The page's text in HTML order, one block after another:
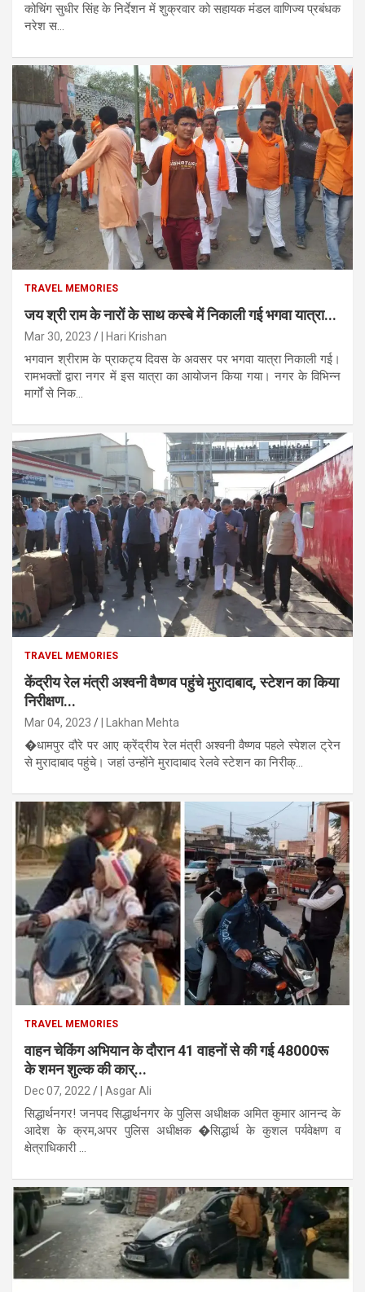
कोचिंग सुधीर सिंह के निर्देशन में शुक्रवार को सहायक मंडल वाणिज्य प्रबंधक
नरेश स...
TRAVEL MEMORIES
जय श्री राम के नारों के साथ कस्बे में निकाली गई भगवा यात्रा...
Mar 30, 2023 | Hari Krishan
भगवान श्रीराम के प्राकट्य दिवस के अवसर पर भगवा यात्रा निकाली गई।
रामभक्तों द्वारा नगर में इस यात्रा का आयोजन किया गया। नगर के विभिन्न
मार्गों से निक...
TRAVEL MEMORIES
केंद्रीय रेल मंत्री अश्वनी वैष्णव पहुंचे मुरादाबाद, स्टेशन का किया
निरीक्षण...
Mar 04, 2023 | Lakhan Mehta
�धामपुर दौरे पर आए क्रेंद्रीय रेल मंत्री अश्वनी वैष्णव पहले स्पेशल ट्रेन
से मुरादाबाद पहुंचे। जहां उन्होंने मुरादाबाद रेलवे स्टेशन का निरीक्...
TRAVEL MEMORIES
वाहन चेकिंग अभियान के दौरान 41 वाहनों से की गई 48000रू
के शमन शुल्क की कार्...
Dec 07, 2022 | Asgar Ali
सिद्धार्थनगर! जनपद सिद्धार्थनगर के पुलिस अधीक्षक अमित कुमार आनन्द के
आदेश के क्रम,अपर पुलिस अधीक्षक �सिद्धार्थ के कुशल पर्यवेक्षण व
क्षेत्राधिकारी ...